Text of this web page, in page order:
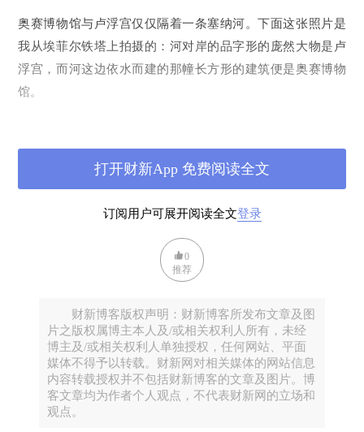
奥赛博物馆与卢浮宫仅仅隔着一条塞纳河。下面这张照片是
我从埃菲尔铁塔上拍摄的：河对岸的品字形的庞然大物是卢
浮宫，而河这边依水而建的那幢长方形的建筑便是奥赛博物
馆。
可是每天每家博物馆门前都会排起长队，来自世界各地的人
们毫无怨言地在门外排上一两个小时，才能进入这些辉煌的
艺术殿堂。奥赛也不例外。当然，如今可以在网上预订绿色
通道的门票，减少排队时间。
订阅用户可展开阅读全文登录
打开财新App 免费阅读全文
0
推荐
财新博客版权声明：财新博客所发布文章及图
片之版权属博主本人及/或相关权利人所有，未经
博主及/或相关权利人单独授权，任何网站、平面
媒体不得予以转载。财新网对相关媒体的网站信息
内容转载授权并不包括财新博客的文章及图片。博
客文章均为作者个人观点，不代表财新网的立场和
观点。